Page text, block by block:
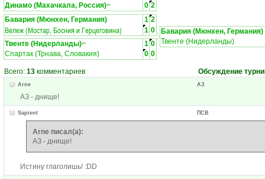
Динамо (Махачкала, Россия)ЛЧ 0 2
Бавария (Мюнхен, Германия) 1 2
Вележ (Мостар, Босния и Герцеговина) 1 0
Твенте (Нидерланды)ЛЧ 1 0
Спартак (Трнава, Словакия)
0 0
Бавария (Мюнхен, Германия)
Твенте (Нидерланды)
Всего: 13 комментариев Обсуждение
Arne АЗ
АЗ - днище!
Sapient ПСВ
Arne писал(а):
АЗ - днище!
Истину глаголишь! :DD